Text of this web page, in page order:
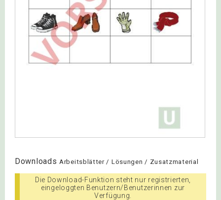
Downloads Arbeitsblätter / Lösungen / Zusatzmaterial
Die Download-Funktion steht nur registrierten,
eingeloggten Benutzern/Benutzerinnen zur
Verfügung.